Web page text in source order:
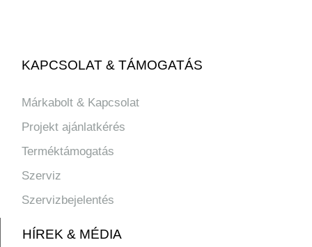
KAPCSOLAT & TÁMOGATÁS
Márkabolt & Kapcsolat
Projekt ajánlatkérés
Terméktámogatás
Szerviz
Szervizbejelentés
HÍREK & MÉDIA